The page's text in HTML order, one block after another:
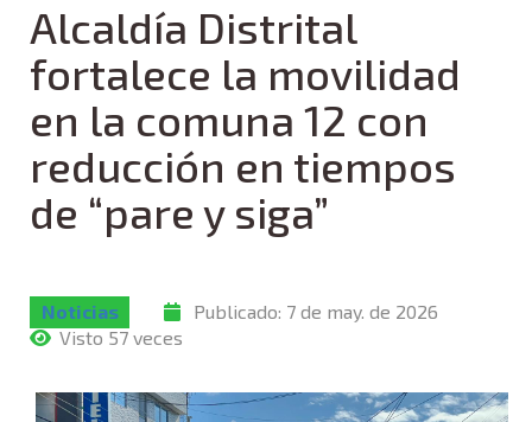
Alcaldía Distrital
fortalece la movilidad
en la comuna 12 con
reducción en tiempos
de “pare y siga”
Noticias Publicado: 7 de may. de 2026
Visto 57 veces